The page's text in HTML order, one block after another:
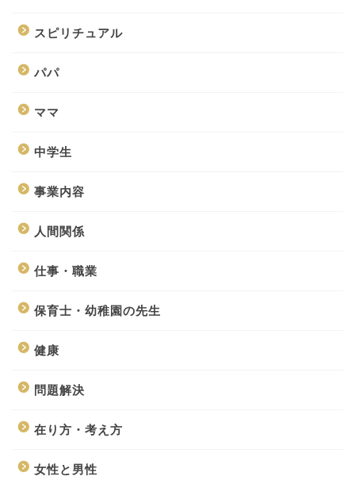
スピリチュアル
パパ
ママ
中学生
事業内容
人間関係
仕事・職業
保育士・幼稚園の先生
健康
問題解決
在り方・考え方
女性と男性